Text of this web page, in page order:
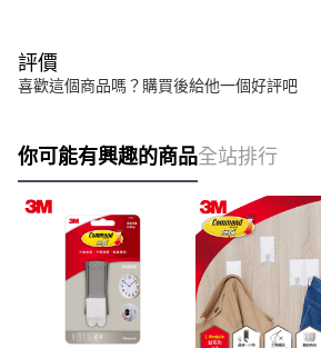
評價
喜歡這個商品嗎？購買後給他一個好評吧
你可能有興趣的商品全站排行